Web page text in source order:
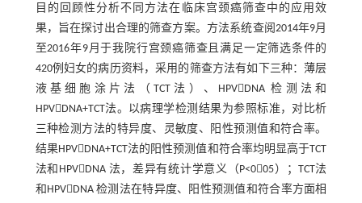
目的回顾性分析不同方法在临床宫颈癌筛查中的应用效
果，旨在探讨出合理的筛查方案。方法系统查阅2014年9月
至2016年9月于我院行宫颈癌筛查且满足一定筛选条件的
420例妇女的病历资料，采用的筛查方法有如下三种：薄层
液基细胞涂片法（TCT法）、HPVDNA 检测法和
HPVDNA+TCT法。以病理学检测结果为参照标准，对比析
三种检测方法的特异度、灵敏度、阳性预测值和符合率。
结果HPVDNA+TCT法的阳性预测值和符合率均明显高于TCT
法和HPVDNA 法，差异有统计学意义（P<005）；TCT法
和HPVDNA 检测法在特异度、阳性预测值和符合率方面相